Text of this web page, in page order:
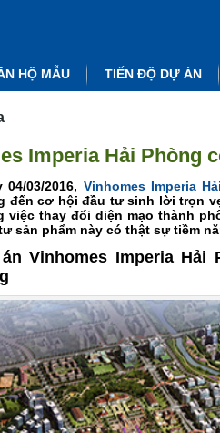
HỘ MẪU TIẾN ĐỘ DỰ ÁN
Imperia Hải Phòng
04/03/2016, Vinhomes Imperia
đến cơ hội đầu tư sinh lời trọn
việc thay đổi diện mạo thành
sản phẩm này có thật sự tiềm
Vinhomes Imperia